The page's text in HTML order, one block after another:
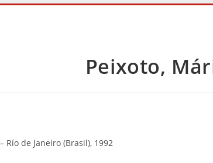
Peixoto,
Río de Janeiro (Brasil), 1992